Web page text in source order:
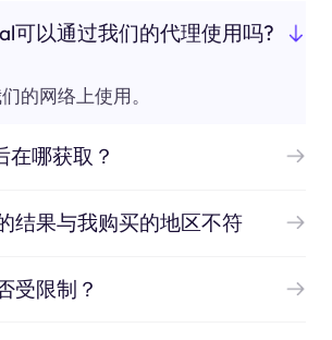
可以通过我们的代理使用吗?
的网络上使用。
在哪获取？
结果与我购买的地区不符
受限制？